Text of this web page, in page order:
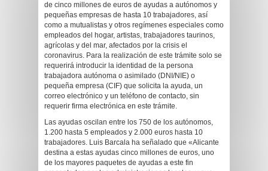
de cinco millones de euros de ayudas a autónomos y
pequeñas empresas de hasta 10 trabajadores, así
como a mutualistas y otros regímenes especiales como
empleados del hogar, artistas, trabajadores taurinos,
agrícolas y del mar, afectados por la crisis el
coronavirus. Para la realización de este trámite solo se
requerirá introducir la identidad de la persona
trabajadora autónoma o asimilado (DNI/NIE) o
pequeña empresa (CIF) que solicita la ayuda, un
correo electrónico y un teléfono de contacto, sin
requerir firma electrónica en este trámite.
Las ayudas oscilan entre los 750 de los autónomos,
1.200 hasta 5 empleados y 2.000 euros hasta 10
trabajadores. Luis Barcala ha señalado que «Alicante
destina a estas ayudas cinco millones de euros, uno
de los mayores paquetes de ayudas a este fin